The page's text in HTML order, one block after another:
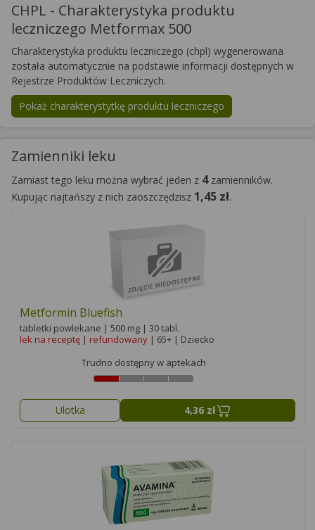
CHPL - Charakterystyka produktu
leczniczego Metformax 500
Charakterystyka produktu leczniczego (chpl) wygenerowana
została automatycznie na podstawie informacji dostępnych w
Rejestrze Produktów Leczniczych.
Pokaż charakterystytkę produktu leczniczego
Zamienniki leku
Zamiast tego leku można wybrać jeden z 4zamienników.
Kupując najtańszy z nich zaoszczędzisz 1,45 zł.
Metformin Bluefish
tabletki powlekane | 500 mg | 30 tabl.
lek na receptę | refundowany | 65+ | Dziecko
Trudno dostępny w aptekach
Ulotka 4,36 zł